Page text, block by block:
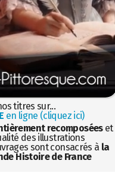
titres sur...
en ligne (cliquez ici)
recomposéeset
des illustrations
sont consacrés à la
Histoire de France